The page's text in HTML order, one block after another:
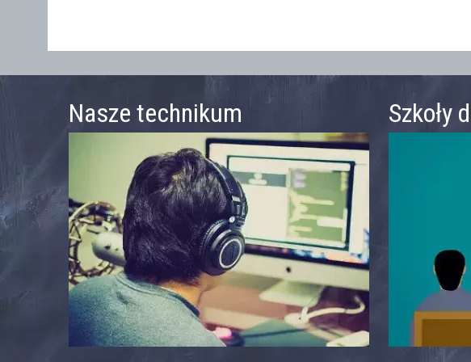
Nasze technikum Szkoły